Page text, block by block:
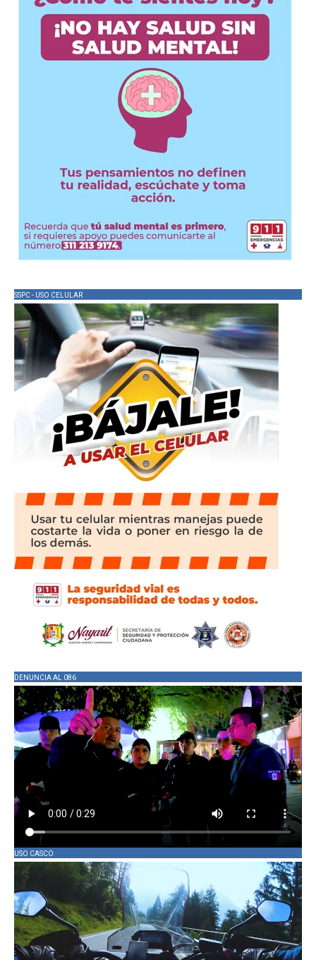
SSPC - USO CELULAR
DENUNCIA AL 086
USO CASCO